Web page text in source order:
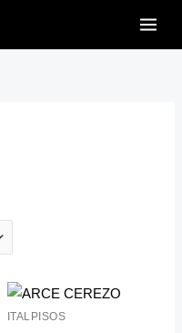
ITALPISOS